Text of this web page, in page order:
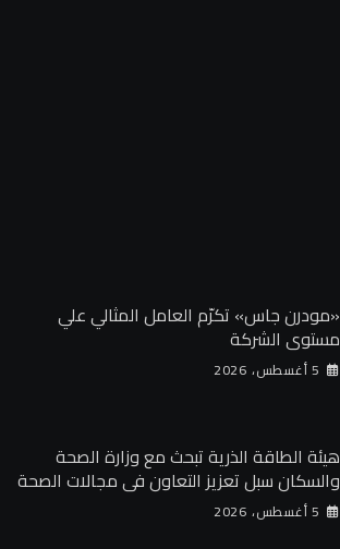
«مودرن جاس» تكرّم العامل المثالي علي
مستوي الشركة
5 أغسطس، 2026
هيئة الطاقة الذرية تبحث مع وزارة الصحة
والسكان سبل تعزيز التعاون في مجالات الصحة
والعلاج الإشعاعي
5 أغسطس، 2026